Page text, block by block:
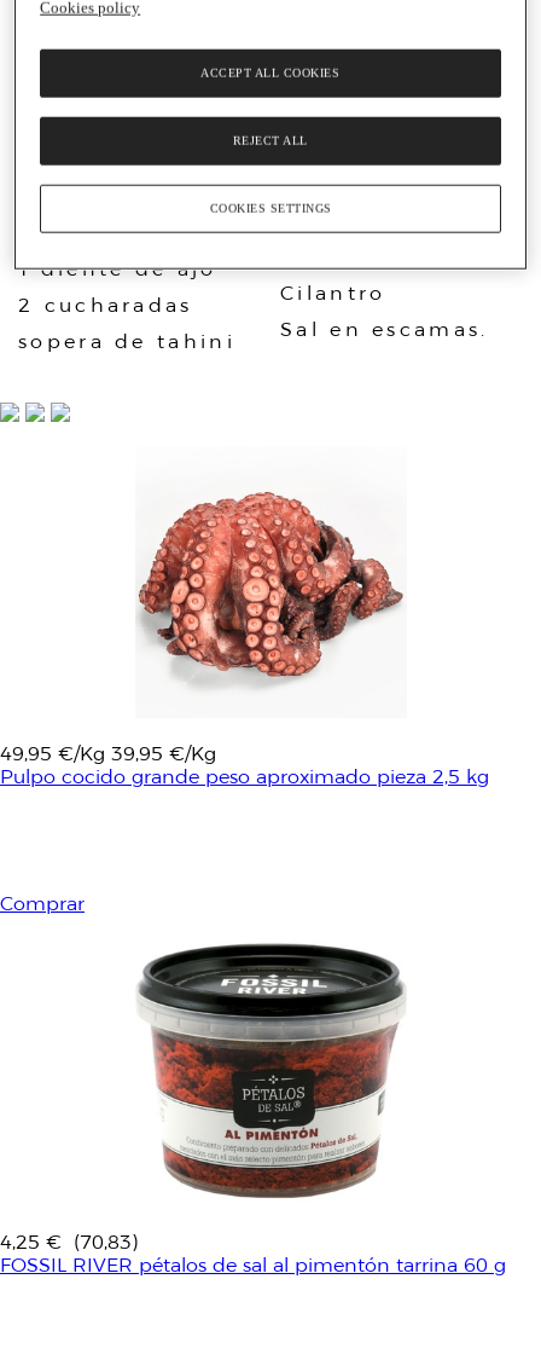
cocidos
300 g de fresas
remolacha cocida
50 ml de Aceite
extra
1 diente de ajo
2 cucharadas
sopera de tahini
Pimentón dulce
Para la
decoración:
Fresas salteadas
Cilantro
Sal en escamas.
49,95 €/Kg 39,95 €/Kg
Pulpo cocido grande peso aproximado pieza 2,5 kg
Comprar
4,25 €
(70,83)
FOSSIL RIVER pétalos de sal al pimentón tarrina 60 g
Cookies policy
REJECT ALL
ACCEPT ALL COOKIES
COOKIES SETTINGS